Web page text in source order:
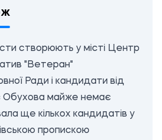
створюють у місті Центр
"Ветеран"
Ради і кандидати від
Обухова майже немає
ще кількох кандидатів у
пропискою